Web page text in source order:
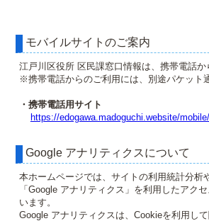
モバイルサイトのご案内
江戸川区役所 区民課窓口情報は、携帯電話か
※携帯電話からのご利用には、別途パケット
・携帯電話用サイト
https://edogawa.madoguchi.website/mobile/
Google アナリティクスについて
本ホームページでは、サイトの利用統計分析
「Google アナリティクス」を利用したアク
います。
Google アナリティクスは、Cookieを利用し